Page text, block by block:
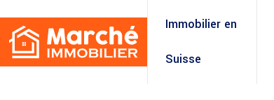
Immobilier en
Suisse